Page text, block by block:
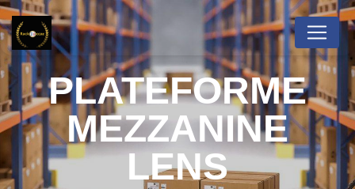
PLATEFORME
MEZZANINE
LENS
Panneau de gestion des cookies